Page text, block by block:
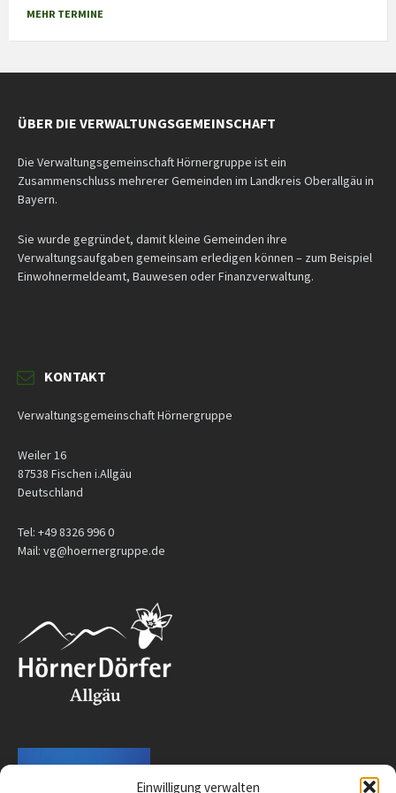
Einwilligung verwalten
calendar
MEHR TERMINE
ÜBER DIE VERWALTUNGSGEMEINSCHAFT
Die Verwaltungsgemeinschaft Hörnergruppe ist ein
Zusammenschluss mehrerer Gemeinden im Landkreis Oberallgäu in
Bayern.
Sie wurde gegründet, damit kleine Gemeinden ihre
Verwaltungsaufgaben gemeinsam erledigen können – zum Beispiel
Einwohnermeldeamt, Bauwesen oder Finanzverwaltung.
KONTAKT
Verwaltungsgemeinschaft Hörnergruppe
Weiler 16
87538 Fischen i.Allgäu
Deutschland
Tel: +49 8326 996 0
Mail: vg@hoernergruppe.de